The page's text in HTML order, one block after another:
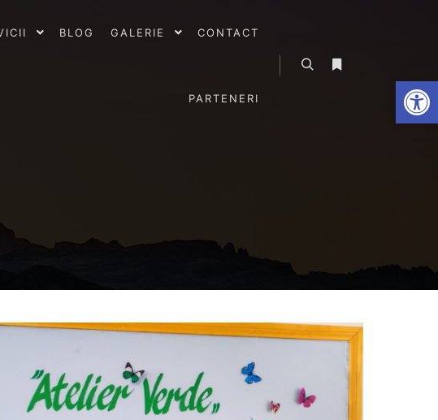
BLOG GALERIE CONTACT
PARTENERI